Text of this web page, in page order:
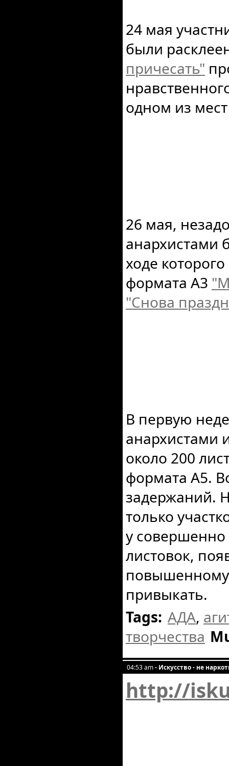
24 мая
были
причесать"
одном из
26 мая,
анархистами
ходе
формата А3
"Снова
В первую
анархистами
около 200
формата А5.
задержаний.
только
у
листовок,
привыкать.
Tags: АДА,
творчества
04:53 am- Искусство - не
http://